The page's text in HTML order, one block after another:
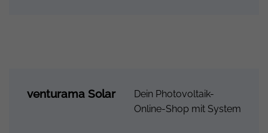
venturama Solar
Dein Photovoltaik-
Online-Shop mit System